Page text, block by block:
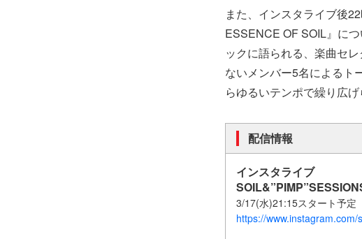
また、インスタライブ後
ESSENCE OF SOIL』に
ックに語られる、楽曲セ
ないメンバー5名によるト
らゆるいテンポで繰り広
配信情報
インスタライブ
3/17(水)21:15スタート予定
https://